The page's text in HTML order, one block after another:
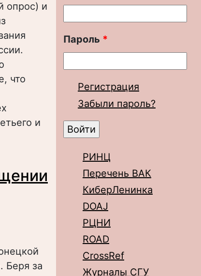
опрос) и
что
и
Беря за
Пароль *
Регистрация
Забыли пароль?
РИНЦ
Перечень ВАК
КиберЛенинка
DOAJ
РЦНИ
ROAD
CrossRef
Журналы СГУ